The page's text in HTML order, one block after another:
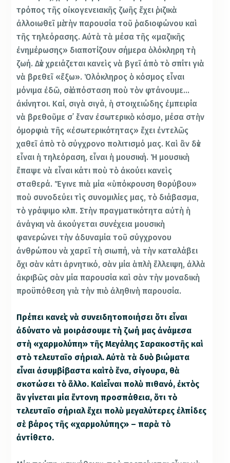
τρόπος τῆς οἰκογενειακῆς ζωῆς ἔχει ῥιζικὰ
ἀλλοιωθεῖ μὲ τὴν παρουσία τοῦ ῥαδιοφώνου καὶ
τῆς τηλεόρασης. Αὐτὰ τὰ μέσα τῆς «μαζικῆς
ἐνημέρωσης» διαποτίζουν σήμερα ὁλόκληρη τὴ
ζωή. Δὲν χρειάζεται κανεὶς νὰ βγεῖ ἀπὸ τὸ σπίτι γιὰ
νὰ βρεθεῖ «ἔξω». Ὁλόκληρος ὁ κόσμος εἶναι
μόνιμα ἐδῶ, σὲ ἀπόσταση ποὺ τὸν φτάνουμε…
ἀκίνητοι. Καί, σιγὰ σιγά, ἡ στοιχειώδης ἐμπειρία
νὰ βρεθοῦμε σ᾿ ἕναν ἐσωτερικὸ κόσμο, μέσα στὴν
ὀμορφιὰ τῆς «ἐσωτερικότητας» ἔχει ἐντελῶς
χαθεῖ ἀπὸ τὸ σύγχρονο πολιτισμό μας. Καὶ ἂν δὲν
εἶναι ἡ τηλεόραση, εἶναι ἡ μουσική. Ἡ μουσικὴ
ἔπαψε νὰ εἶναι κάτι ποὺ τὸ ἀκούει κανεὶς
σταθερά. Ἔγινε πιὰ μία «ὑπόκρουση θορύβου»
ποὺ συνοδεύει τὶς συνομιλίες μας, τὸ διάβασμα,
τὸ γράψιμο κλπ. Στὴν πραγματικότητα αὐτὴ ἡ
ἀνάγκη νὰ ἀκούγεται συνέχεια μουσικὴ
φανερώνει τὴν ἀδυναμία τοῦ σύγχρονου
ἀνθρώπου νὰ χαρεῖ τὴ σιωπή, νὰ τὴν καταλάβει
ὄχι σὰν κάτι ἀρνητικό, σὰν μία ἁπλὴ ἔλλειψη, ἀλλὰ
ἀκριβῶς σὰν μία παρουσία καὶ σὰν τὴν μοναδικὴ
προϋπόθεση γιὰ τὴν πιὸ ἀληθινὴ παρουσία.
Πρέπει κανεὶς νὰ συνειδητοποιήσει ὅτι εἶναι
ἀδύνατο νὰ μοιράσουμε τὴ ζωή μας ἀνάμεσα
στὴ «χαρμολύπη» τῆς Μεγάλης Σαρακοστῆς καὶ
στὸ τελευταῖο σήριαλ. Αὐτὰ τὰ δυὸ βιώματα
εἶναι ἀσυμβίβαστα καὶ τὸ ἕνα, σίγουρα, θὰ
σκοτώσει τὸ ἄλλο. Καὶ εἶναι πολὺ πιθανό, ἐκτὸς
ἂν γίνεται μία ἔντονη προσπάθεια, ὅτι τὸ
τελευταῖο σήριαλ ἔχει πολὺ μεγαλύτερες ἐλπίδες
σὲ βάρος τῆς «χαρμολύπης» – παρὰ τὸ
ἀντίθετο.